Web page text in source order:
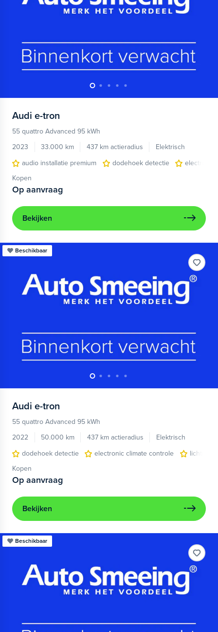
Audi e-tron
55 quattro Advanced 95 kWh
2023
33.000 km 437 km actieradius
Elektrisch
audio installatie premium
dodehoek detectie
electronic
Kopen
Op aanvraag
Bekijken
Beschikbaar
Audi e-tron
55 quattro Advanced 95 kWh
2022
50.000 km 437 km actieradius
Elektrisch
dodehoek detectie
electronic climate controle
Kopen
Op aanvraag
Bekijken
Beschikbaar